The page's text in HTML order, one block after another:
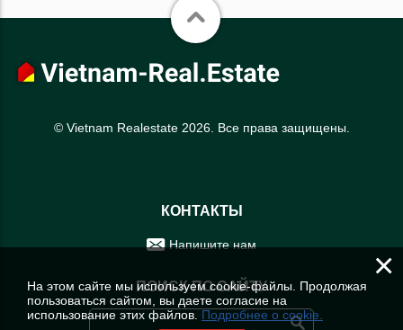
© Vietnam Realestate 2026. Все права защищены.
КОНТАКТЫ
Напишите нам
ПОИСК ПО САЙТУ
×
На этом сайте мы используем cookie-файлы. Продолжая
пользоваться сайтом, вы даете согласие на
использование этих файлов. Подробнее о cookie.